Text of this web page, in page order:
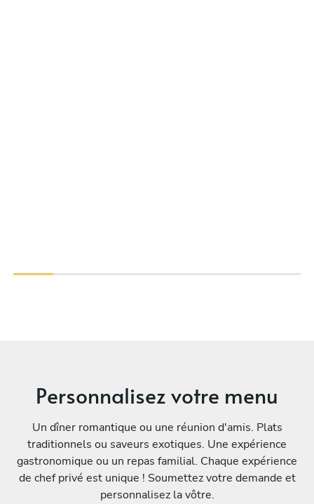
Personnalisez votre menu
Un dîner romantique ou une réunion d'amis. Plats
traditionnels ou saveurs exotiques. Une expérience
gastronomique ou un repas familial. Chaque expérience
de chef privé est unique ! Soumettez votre demande et
personnalisez la vôtre.